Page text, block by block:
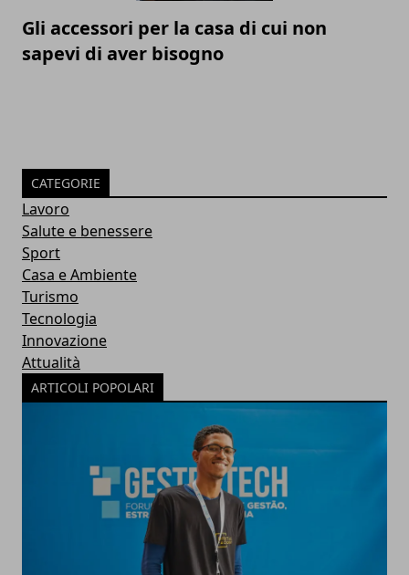
Gli accessori per la casa di cui non
sapevi di aver bisogno
CATEGORIE
Lavoro
Salute e benessere
Sport
Casa e Ambiente
Turismo
Tecnologia
Innovazione
Attualità
ARTICOLI POPOLARI